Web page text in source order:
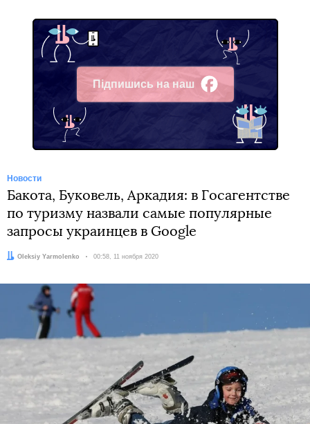
Підпишись на наш
Facebook
Новости
Бакота, Буковель, Аркадия: в Госагентстве
по туризму назвали самые популярные
запросы украинцев в Google
Автор:
Oleksiy Yarmolenko Дата:
00:58, 11 ноября 2020